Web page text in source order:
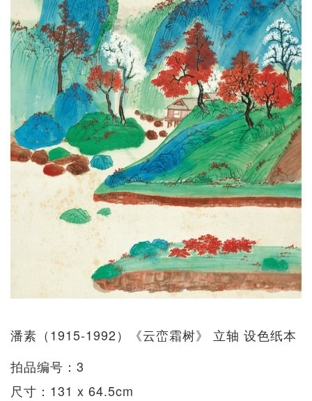
潘素（1915-1992）《云峦霜树》 立轴 设色纸本
拍品编号：3
尺寸：131 x 64.5cm